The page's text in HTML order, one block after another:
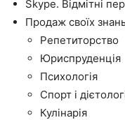
Skype. Відмітні
Продаж своїх
Репетиторство
Юриспруденція
Психологія
Спорт і
Кулінарія